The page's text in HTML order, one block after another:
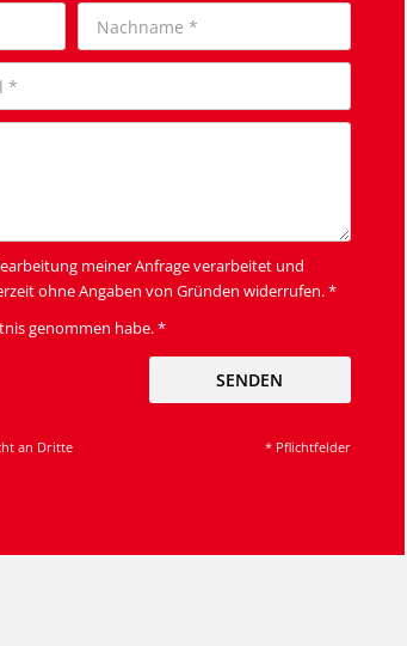
meiner Anfrage verarbeitet und
ohne Angaben von Gründen widerrufen. *
genommen habe. *
SENDEN
an Dritte
* Pflichtfelder